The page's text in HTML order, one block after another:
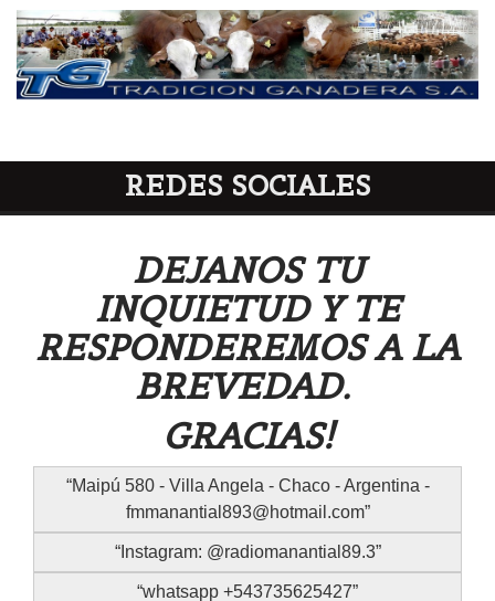
REDES SOCIALES
DEJANOS TU
INQUIETUD Y TE
RESPONDEREMOS A LA
BREVEDAD.
GRACIAS!
Maipú 580 - Villa Angela - Chaco - Argentina -
fmmanantial893@hotmail.com
Instagram: @radiomanantial89.3
whatsapp +543735625427